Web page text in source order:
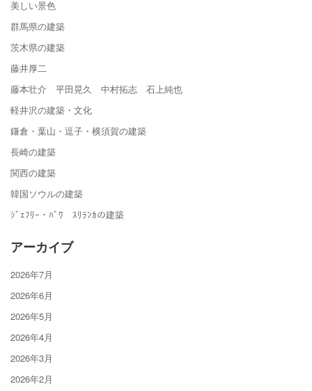
美しい景色
群馬県の建築
茨木県の建築
藤井厚二
藤本壮介 平田晃久 中村拓志 石上純也
軽井沢の建築・文化
鎌倉・葉山・逗子・横須賀の建築
長崎の建築
関西の建築
韓国ソウルの建築
ｼﾞｪﾌﾘｰ・ﾊﾞﾜ ｽﾘﾗﾝｶの建築
アーカイブ
2026年7月
2026年6月
2026年5月
2026年4月
2026年3月
2026年2月